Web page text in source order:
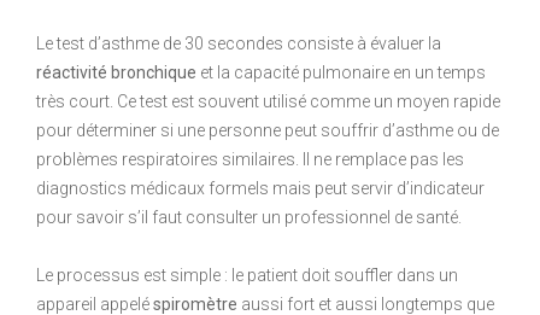
Le test d’asthme de 30 secondes consiste à évaluer la
réactivité bronchique et la capacité pulmonaire en un temps
très court. Ce test est souvent utilisé comme un moyen rapide
pour déterminer si une personne peut souffrir d’asthme ou de
problèmes respiratoires similaires. Il ne remplace pas les
diagnostics médicaux formels mais peut servir d’indicateur
pour savoir s’il faut consulter un professionnel de santé.
Le processus est simple : le patient doit souffler dans un
appareil appeléspiromètre aussi fort et aussi longtemps que